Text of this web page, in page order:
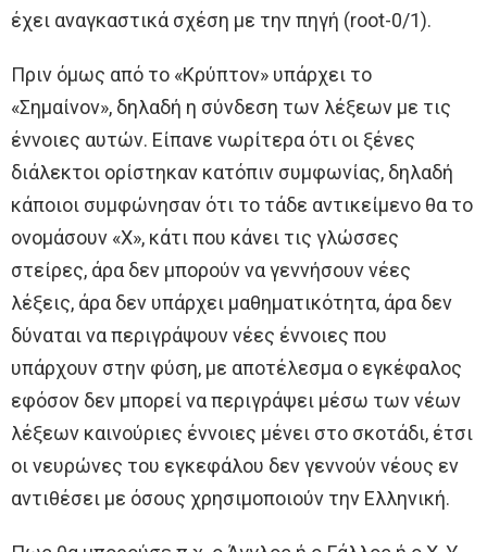
έχει αναγκαστικά σχέση με την πηγή (root-0/1).
Πριν όμως από το «Κρύπτον» υπάρχει το
«Σημαίνον», δηλαδή η σύνδεση των λέξεων με τις
έννοιες αυτών. Είπανε νωρίτερα ότι οι ξένες
διάλεκτοι ορίστηκαν κατόπιν συμφωνίας, δηλαδή
κάποιοι συμφώνησαν ότι το τάδε αντικείμενο θα το
ονομάσουν «Χ», κάτι που κάνει τις γλώσσες
στείρες, άρα δεν μπορούν να γεννήσουν νέες
λέξεις, άρα δεν υπάρχει μαθηματικότητα, άρα δεν
δύναται να περιγράψουν νέες έννοιες που
υπάρχουν στην φύση, με αποτέλεσμα ο εγκέφαλος
εφόσον δεν μπορεί να περιγράψει μέσω των νέων
λέξεων καινούριες έννοιες μένει στο σκοτάδι, έτσι
οι νευρώνες του εγκεφάλου δεν γεννούν νέους εν
αντιθέσει με όσους χρησιμοποιούν την Ελληνική.